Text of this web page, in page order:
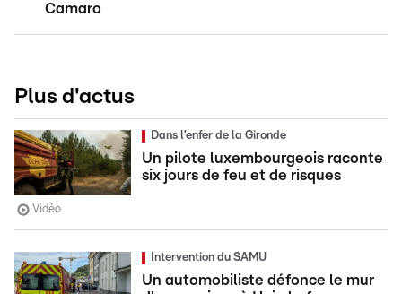
Camaro
Plus d'actus
Dans l’enfer de la Gironde
Un pilote luxembourgeois raconte
six jours de feu et de risques
Vidéo
Intervention du SAMU
Un automobiliste défonce le mur